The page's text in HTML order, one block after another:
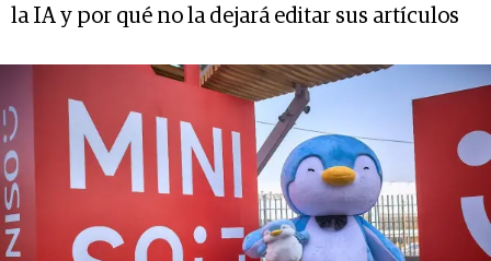
la IA y por qué no la dejará editar sus artículos